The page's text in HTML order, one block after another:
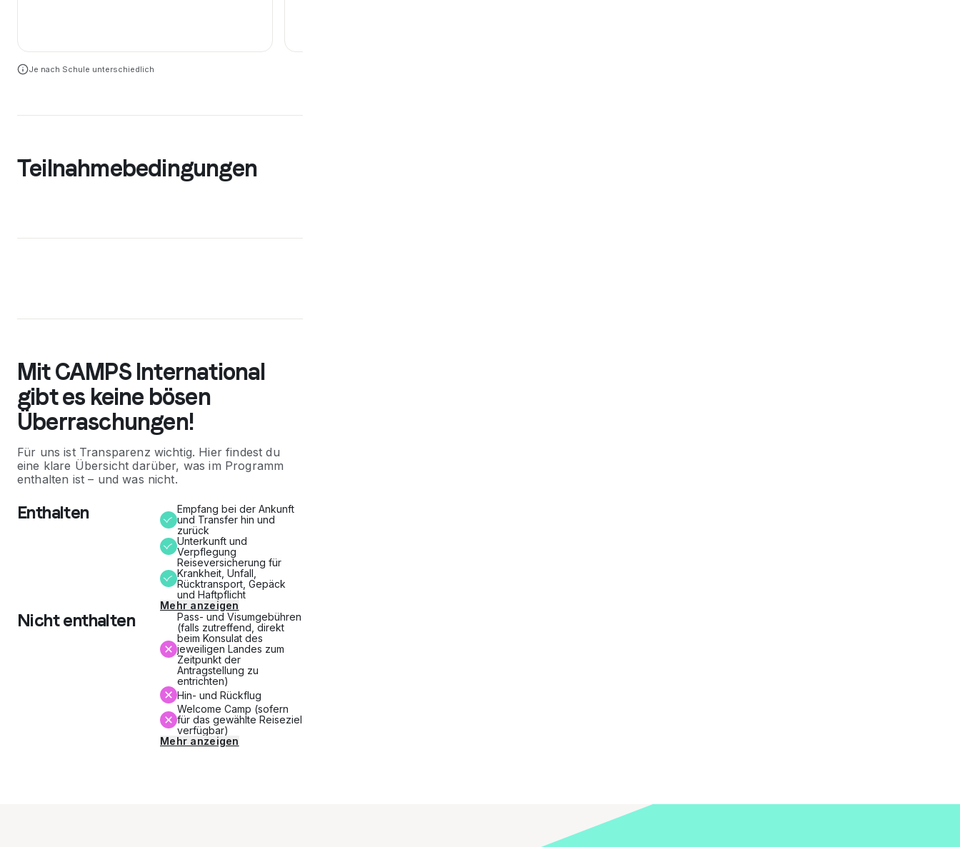
Je nach Schule unterschiedlich
Teilnahmebedingungen
Mit CAMPS International
gibt es keine bösen
Überraschungen!
Für uns ist Transparenz wichtig. Hier findest du
eine klare Übersicht darüber, was im Programm
enthalten ist – und was nicht.
Enthalten
Empfang bei der Ankunft
und Transfer hin und
zurück
Unterkunft und
Verpflegung
Reiseversicherung für
Krankheit, Unfall,
Rücktransport, Gepäck
und Haftpflicht
Mehr anzeigen
Nicht enthalten
Pass- und Visumgebühren
(falls zutreffend, direkt
beim Konsulat des
jeweiligen Landes zum
Zeitpunkt der
Antragstellung zu
entrichten)
Hin- und Rückflug
Welcome Camp (sofern
für das gewählte Reiseziel
verfügbar)
Mehr anzeigen